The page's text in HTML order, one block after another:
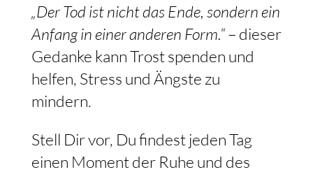
„Der Tod ist nicht das Ende, sondern ein
Anfang in einer anderen Form.“– dieser
Gedanke kann Trost spenden und
helfen, Stress und Ängste zu
mindern.
Stell Dir vor, Du findest jeden Tag
einen Moment der Ruhe und des